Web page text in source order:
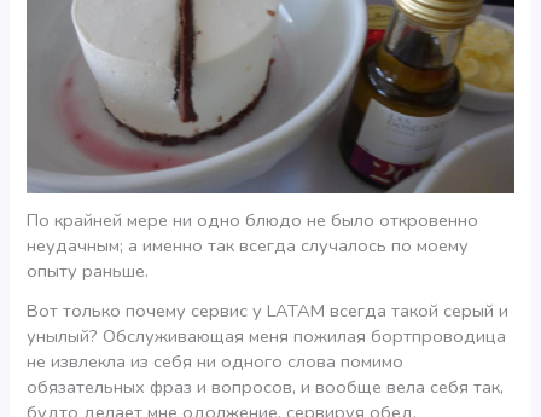
По крайней мере ни одно блюдо не было откровенно
неудачным; а именно так всегда случалось по моему
опыту раньше.
Вот только почему сервис у LATAM всегда такой серый и
унылый? Обслуживающая меня пожилая бортпроводица
не извлекла из себя ни одного слова помимо
обязательных фраз и вопросов, и вообще вела себя так,
будто делает мне одолжение, сервируя обед.